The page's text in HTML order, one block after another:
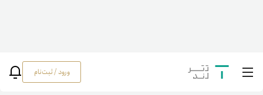
ورود / ثبت‌نام خانه رمزارزها/
قیمت فلوکی اینو (FLOKI) | خرید Floki Inu | قیمت لحظه‌ای فلوکی